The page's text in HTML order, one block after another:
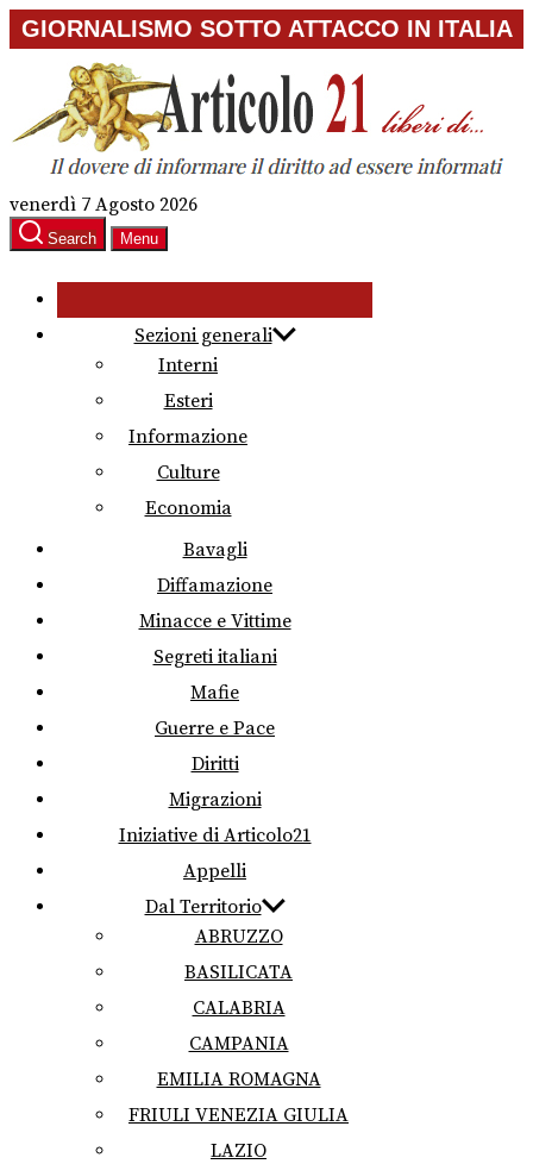
Skip
to
content
GIORNALISMO SOTTO ATTACCO IN ITALIA
venerdì 7 Agosto 2026
Search Menu
Sezioni generali
Interni
Esteri
Informazione
Culture
Economia
Bavagli
Diffamazione
Minacce e Vittime
Segreti italiani
Mafie
Guerre e Pace
Diritti
Migrazioni
Iniziative di Articolo21
Appelli
Dal Territorio
ABRUZZO
BASILICATA
CALABRIA
CAMPANIA
EMILIA ROMAGNA
FRIULI VENEZIA GIULIA
LAZIO